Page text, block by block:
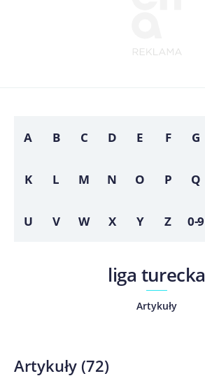
A B C D E F G
K L M N O P Q
U V W X Y Z 0-9
liga turecka
Artykuły
Artykuły (72)